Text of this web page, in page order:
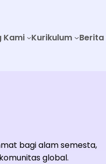
Kami Kurikulum Berita
bagi alam semesta,
global.